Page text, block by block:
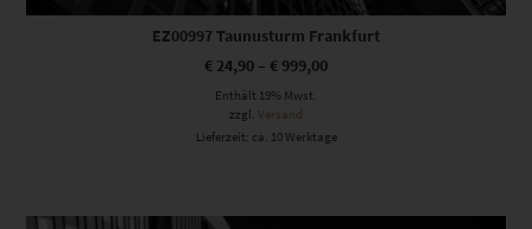
EZ00997 Taunusturm Frankfurt
€ 24,90 – € 999,00
Enthält 19% Mwst.
zzgl. Versand
Lieferzeit: ca. 10 Werktage
Dieses Produkt weist mehrere Varianten auf. Die Optionen können auf der Produktseite gewählt werden